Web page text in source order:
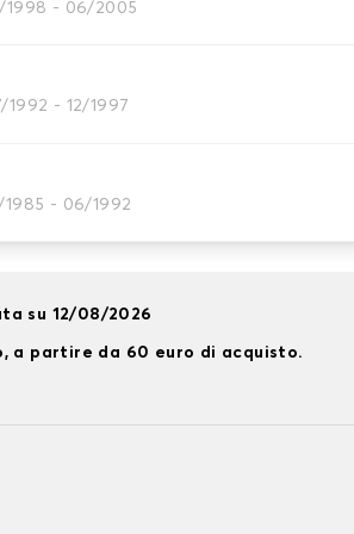
1998 - 06/2005
1992 - 12/1997
1985 - 06/1992
su 12/08/2026
a partire da 60 euro di acquisto.